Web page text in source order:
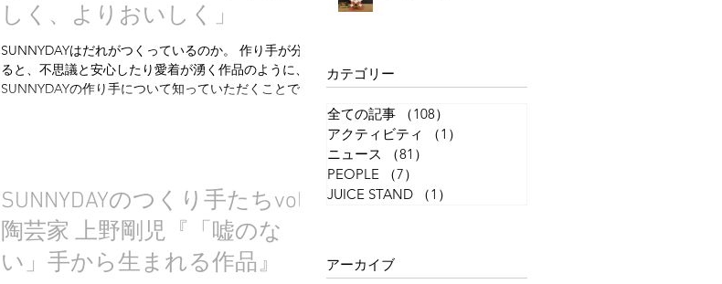
しく、よりおいしく」
SUNNYDAYはだれがつくっているのか。 作り手が分か
ると、不思議と安心したり愛着が湧く作品のように、
SUNNYDAYの作り手について知っていただくことで、
SUNNYDAYのつくり手たちvol.4
陶芸家 上野剛児『「嘘のな
い」手から生まれる作品』
カテゴリー
全ての記事 （108）
アクティビティ
（1）
ニュース
（81）
PEOPLE
（7）
JUICE STAND
（1）
アーカイブ